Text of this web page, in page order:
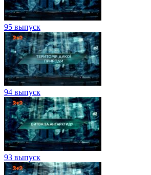
95 выпуск
94 выпуск
93 выпуск